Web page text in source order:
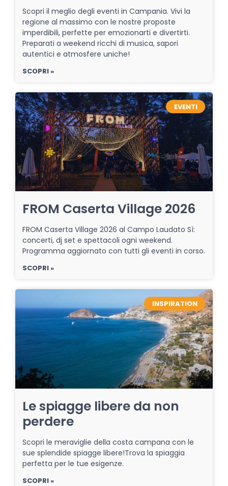
Scopri il meglio degli eventi in Campania. Vivi la
regione al massimo con le nostre proposte
imperdibili, perfette per emozionarti e divertirti.
Preparati a weekend ricchi di musica, sapori
autentici e atmosfere uniche!
SCOPRI »
EVENTI
FROM Caserta Village 2026
FROM Caserta Village 2026 al Campo Laudato Sì:
concerti, dj set e spettacoli ogni weekend.
Programma aggiornato con tutti gli eventi in corso.
SCOPRI »
INSPIRATION
Le spiagge libere da non
perdere
Scopri le meraviglie della costa campana con le
sue splendide spiagge libere!Trova la spiaggia
perfetta per le tue esigenze.
SCOPRI »